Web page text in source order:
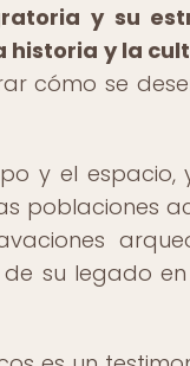
y su
y la
cómo se
y el espacio,
poblaciones
su legado